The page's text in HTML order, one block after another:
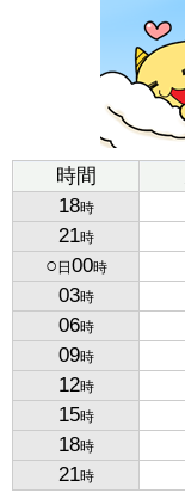
時間
18時
21時
○ 日 00時
03時
06時
09時
12時
15時
18時
21時